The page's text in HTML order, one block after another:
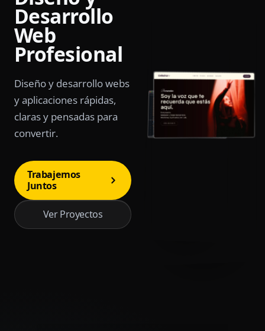
Desarrollo
Web
Profesional
Diseño y desarrollo webs
y aplicaciones rápidas,
claras y pensadas para
convertir.
Trabajemos
Juntos
Ver Proyectos